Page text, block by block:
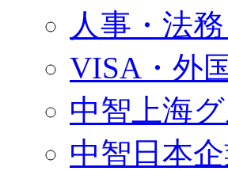
人事・法
VISA・外
中智上海
中智日本